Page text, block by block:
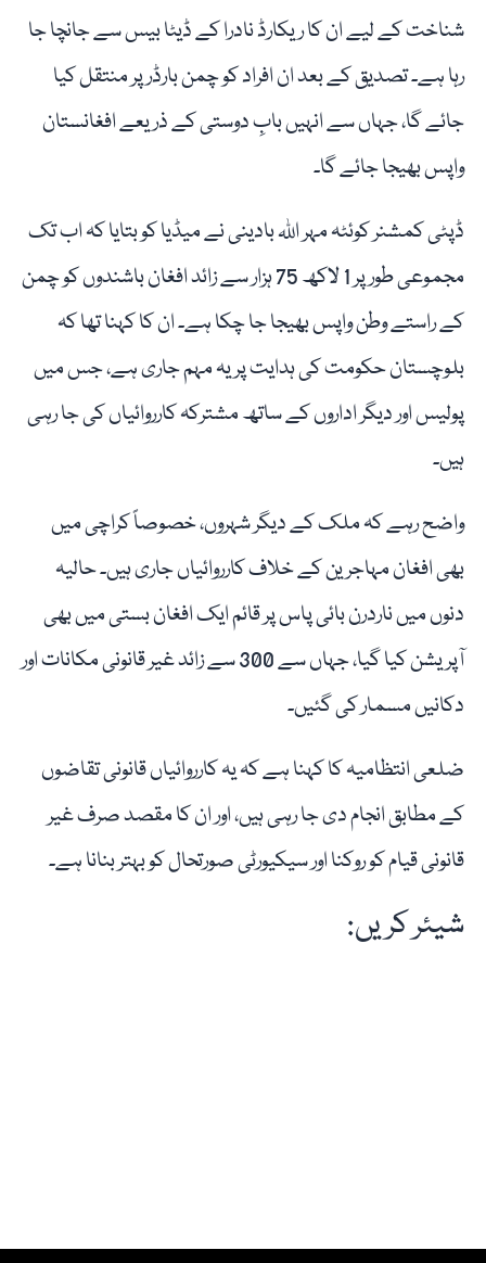
شناخت کے لیے ان کا ریکارڈ نادرا کے ڈیٹا بیس سے جانچا جا
رہا ہے۔ تصدیق کے بعد ان افراد کو چمن بارڈر پر منتقل کیا
جائے گا، جہاں سے انہیں بابِ دوستی کے ذریعے افغانستان
واپس بھیجا جائے گا۔
ڈپٹی کمشنر کوئٹہ مہر اللہ بادینی نے میڈیا کو بتایا کہ اب تک
مجموعی طور پر 1 لاکھ 75 ہزار سے زائد افغان باشندوں کو چمن
کے راستے وطن واپس بھیجا جا چکا ہے۔ ان کا کہنا تھا کہ
بلوچستان حکومت کی ہدایت پر یہ مہم جاری ہے، جس میں
پولیس اور دیگر اداروں کے ساتھ مشترکہ کارروائیاں کی جا رہی
ہیں۔
واضح رہے کہ ملک کے دیگر شہروں، خصوصاً کراچی میں
بھی افغان مہاجرین کے خلاف کارروائیاں جاری ہیں۔ حالیہ
دنوں میں ناردرن بائی پاس پر قائم ایک افغان بستی میں بھی
آپریشن کیا گیا، جہاں سے 300 سے زائد غیر قانونی مکانات اور
دکانیں مسمار کی گئیں۔
ضلعی انتظامیہ کا کہنا ہے کہ یہ کارروائیاں قانونی تقاضوں
کے مطابق انجام دی جا رہی ہیں، اور ان کا مقصد صرف غیر
قانونی قیام کو روکنا اور سیکیورٹی صورتحال کو بہتر بنانا ہے۔
شیئر کریں: